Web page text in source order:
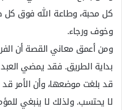
كل محبة، وطاعة الله فوق كل
وخوف ورجاء.
ومن أعمق معاني القصة أن
بداية الطريق. فقد يمضي
قد بلغت موضعها، وأن الأمر
لا يحتسب. ولذلك لا ينبغي